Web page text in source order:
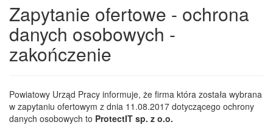
Zapytanie ofertowe - ochrona
danych osobowych -
zakończenie
Powiatowy Urząd Pracy informuje, że firma która została wybrana
w zapytaniu ofertowym z dnia 11.08.2017 dotyczącego ochrony
danych osobowych to ProtectIT sp. z o.o.